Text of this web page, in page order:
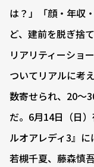
は？」「顔・年収
ど、建前を脱ぎ捨
リアリティーショ
ついてリアルに考
数寄せられ、20～
だ。6月14日（日
ルオアレディ3』に
若槻千夏、藤森慎